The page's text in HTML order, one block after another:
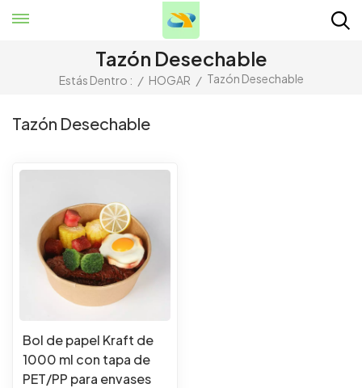
Tazón Desechable
Estás Dentro : / HOGAR / Tazón Desechable
Tazón Desechable
Bol de papel Kraft de
1000 ml con tapa de
PET/PP para envases